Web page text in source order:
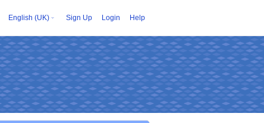
English (UK) Sign Up Login Help